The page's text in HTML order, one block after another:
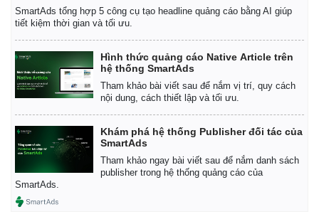
SmartAds tổng hợp 5 công cụ tạo headline quảng cáo bằng AI giúp
tiết kiệm thời gian và tối ưu.
Hình thức quảng cáo Native Article trên
hệ thống SmartAds
Tham khảo bài viết sau để nắm vị trí, quy cách
nội dung, cách thiết lập và tối ưu.
Khám phá hệ thống Publisher đối tác của
SmartAds
Tham khảo ngay bài viết sau để nắm danh sách
publisher trong hệ thống quảng cáo của
SmartAds.